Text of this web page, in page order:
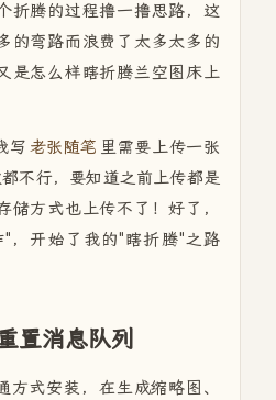
折腾的过程撸一撸思路，这
的弯路而浪费了太多太多的
是怎么样瞎折腾兰空图床上
写 老张随笔 里需要上传一张
不行，要知道之前上传都是
储方式也上传不了！好了，
，开始了我的"瞎折腾"之路
置消息队列
方式安装， 在生成缩略图、